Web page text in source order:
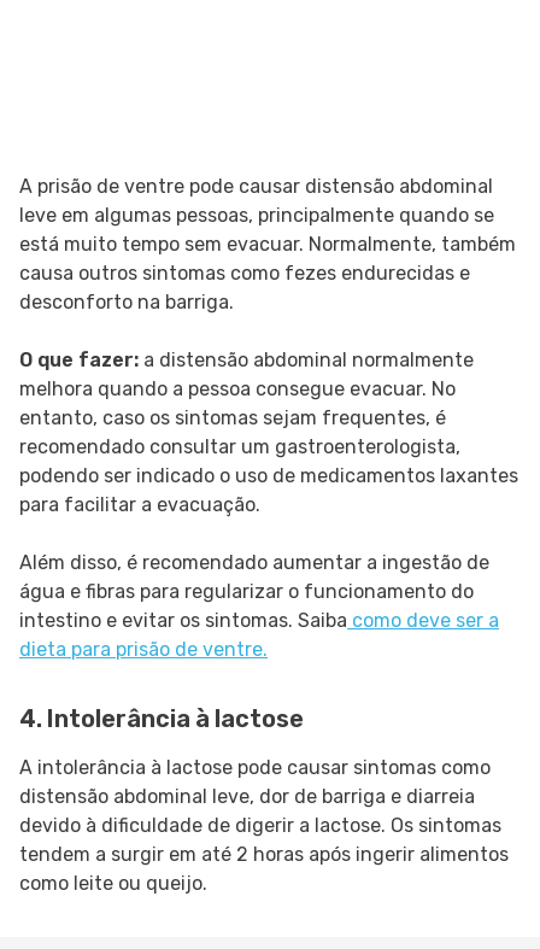
A prisão de ventre pode causar distensão abdominal
leve em algumas pessoas, principalmente quando se
está muito tempo sem evacuar. Normalmente, também
causa outros sintomas como fezes endurecidas e
desconforto na barriga.
O que fazer: a distensão abdominal normalmente
melhora quando a pessoa consegue evacuar. No
entanto, caso os sintomas sejam frequentes, é
recomendado consultar um gastroenterologista,
podendo ser indicado o uso de medicamentos laxantes
para facilitar a evacuação.
Além disso, é recomendado aumentar a ingestão de
água e fibras para regularizar o funcionamento do
intestino e evitar os sintomas. Saiba como deve ser a
dieta para prisão de ventre.
4. Intolerância à lactose
A intolerância à lactose pode causar sintomas como
distensão abdominal leve, dor de barriga e diarreia
devido à dificuldade de digerir a lactose. Os sintomas
tendem a surgir em até 2 horas após ingerir alimentos
como leite ou queijo.